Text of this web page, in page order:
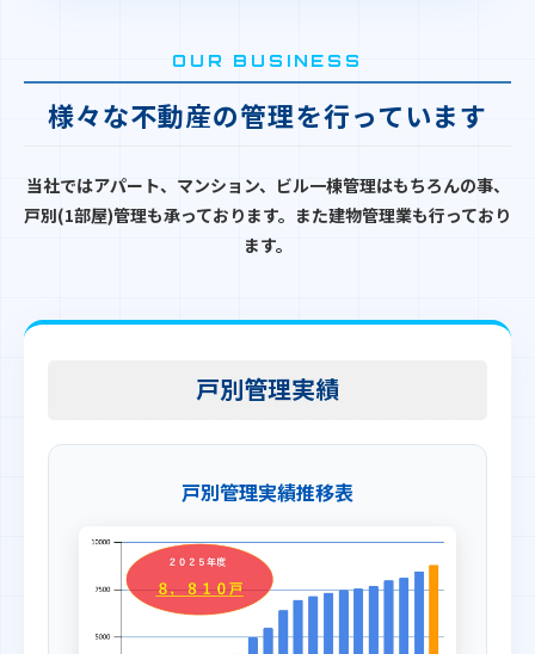
OUR BUSINESS
様々な不動産の管理を行っています
当社ではアパート、マンション、ビル一棟管理はもちろんの事、
戸別(1部屋)管理も承っております。また建物管理業も行っており
ます。
戸別管理実績
戸別管理実績推移表